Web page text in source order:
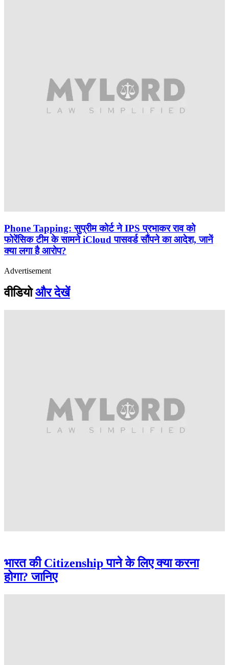
Phone Tapping: सुप्रीम कोर्ट ने IPS प्रभाकर राव को
फोरेंसिक टीम के सामने iCloud पासवर्ड सौंपने का आदेश, जानें
क्या लगा है आरोप?
Advertisement
वीडियोऔर देखें
भारत की Citizenship पाने के लिए क्या करना
होगा? जानिए